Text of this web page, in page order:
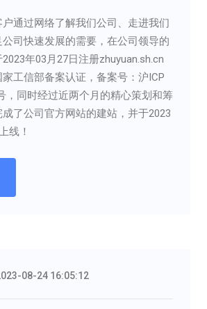
通过网络了解我们公司、走进我们
司快速发展的需要，在公司领导的
年03月27日注册zhuyuan.sh.cn
工信部备案认证，备案号：沪ICP
，同时经过近两个月的精心策划和筹
了公司官方网站的建站，并于2023
线！
08-24 16:05:12